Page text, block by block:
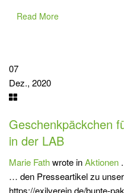
Read More
07
Dez., 2020
Geschenkpäckchen
in der LAB
Marie Fathwrote inAktionen .
… den Presseartikel zu
https://exilverein.de/bunte-